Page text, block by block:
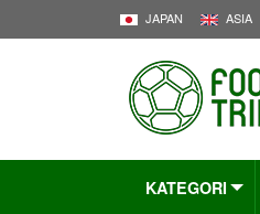
JAPAN ASIA
KATEGORI